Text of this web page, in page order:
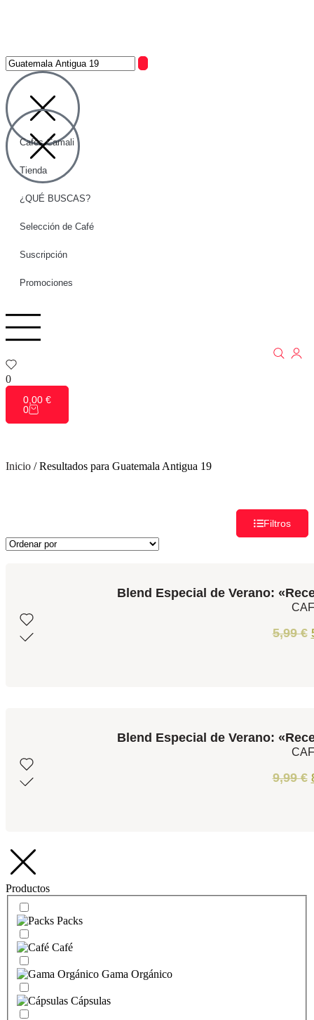
Cafés Camali
Tienda
¿QUÉ BUSCAS?
Selección de Café
Suscripción
Promociones
0
0,00 €
0
Inicio /Resultados para Guatemala Antigua 19
Filtros
Blend Especial de Verano:
5,99€
Blend Especial de Verano:
9,99€
Productos
Packs
Café
Gama Orgánico
Cápsulas